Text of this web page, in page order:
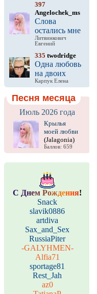
397
Angelochek_ms
Слова
остались мне
Литвинкович
Евгений
335 twodridge
Одна любовь
на двоих
Карпук Елена
Песня месяца
Июль 2026 года
Крылья
моей любви
(Jalagonia)
Баллов: 659
С Днем Рождения!
Snack
slavik0886
artdiva
Sax_and_Sex
RussiaPiter
-GALYHMEN-
Alfia71
sportage81
Rest_Jah
az0